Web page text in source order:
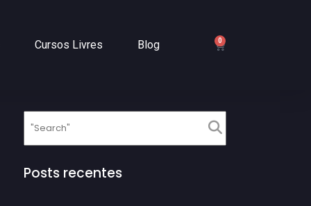
Cursos Livres Blog 0
Posts recentes